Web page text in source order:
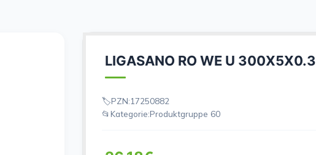
LIGASANO RO WE U 300X5X0.3
PZN:17250882
Kategorie:Produktgruppe 60